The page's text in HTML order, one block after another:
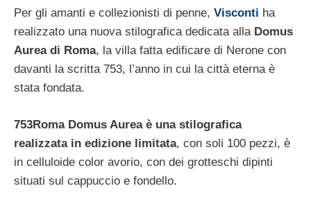
Per gli amanti e collezionisti di penne, Visconti ha
realizzato una nuova stilografica dedicata alla Domus
Aurea di Roma, la villa fatta edificare di Nerone con
davanti la scritta 753, l’anno in cui la città eterna è
stata fondata.
753Roma Domus Aurea è una stilografica
realizzata in edizione limitata, con soli 100 pezzi, è
in celluloide color avorio, con dei grotteschi dipinti
situati sul cappuccio e fondello.